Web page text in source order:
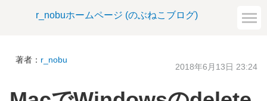
r_nobuホームページ (のぶねこブログ)
著者： r_nobu
2018年6月13日 23:24